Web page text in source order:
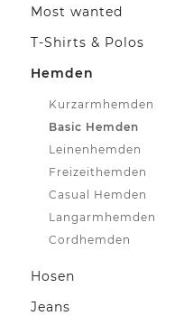
Most wanted
T-Shirts & Polos
Hemden
Kurzarmhemden
Basic Hemden
Leinenhemden
Freizeithemden
Casual Hemden
Langarmhemden
Cordhemden
Hosen
Jeans